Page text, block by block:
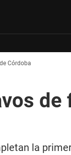
Córdoba
de
la